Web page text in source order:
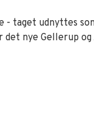
- taget udnyttes
det nye Gellerup og